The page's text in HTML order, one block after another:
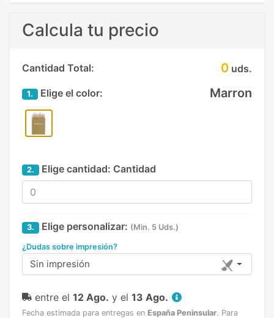
Calcula tu precio
Cantidad Total: 0 uds.
1. Elige el color: Marron
2. Elige cantidad: Cantidad
3. Elige personalizar: (Min. 5 Uds.)
¿Dudas sobre impresión?
Sin impresión
entre el 12 Ago. y el 13 Ago.
Fecha estimada para entregas en España Peninsular. Para